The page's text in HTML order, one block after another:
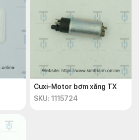
Cuxi-Motor bơm xăng TX
SKU: 1115724